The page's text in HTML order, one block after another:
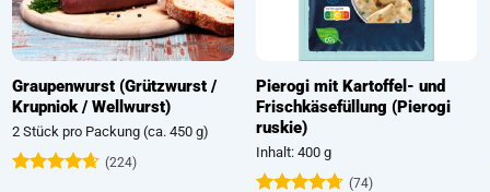
(Beutel) / Ogorki
domowe
g
(114)
Frankfurter
7 Stück pro Packung (ca. 520 g) Inhalt: